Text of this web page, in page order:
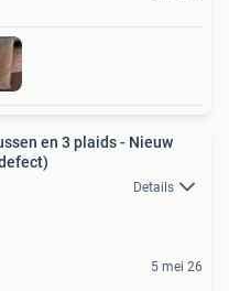
en 3 plaids - Nieuw
Details
5 mei 26